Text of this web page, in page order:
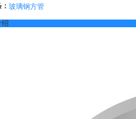
玻璃钢方管
绍